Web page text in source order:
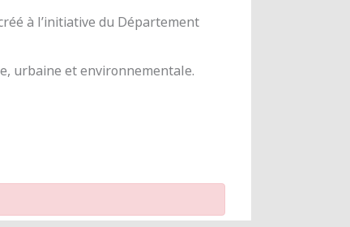
à l’initiative du Département
urbaine et environnementale.